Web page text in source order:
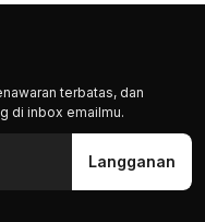
terbatas, dan
di inbox emailmu.
Langganan